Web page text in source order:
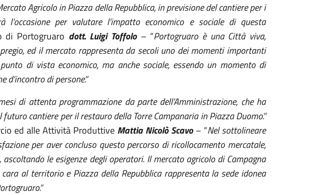
Agricolo in Piazza della Repubblica, in previsione del cantiere per i
l’occasione per valutare l’impatto economico e sociale di questa
Portogruaro dott. Luigi Toffolo– “Portogruaro è una Città viva,
ed il mercato rappresenta da secoli uno dei momenti importanti
di vista economico, ma anche sociale, essendo un momento di
d’incontro di persone.”
di attenta programmazione da parte dell’Amministrazione, che ha
cantiere per il restauro della Torre Campanaria in Piazza Duomo.”
ed alle Attività Produttive Mattia Nicolò Scavo– “Nel sottolineare
per aver concluso questo percorso di ricollocamento mercatale,
le esigenze degli operatori. Il mercato agricolo di Campagna
al territorio e Piazza della Repubblica rappresenta la sede idonea